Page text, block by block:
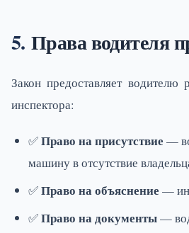
Права водителя
Закон предоставляет
инспектора:
✅Право на присутствие —
машину в отсутствие
✅Право на объяснение —
✅Право на документы—